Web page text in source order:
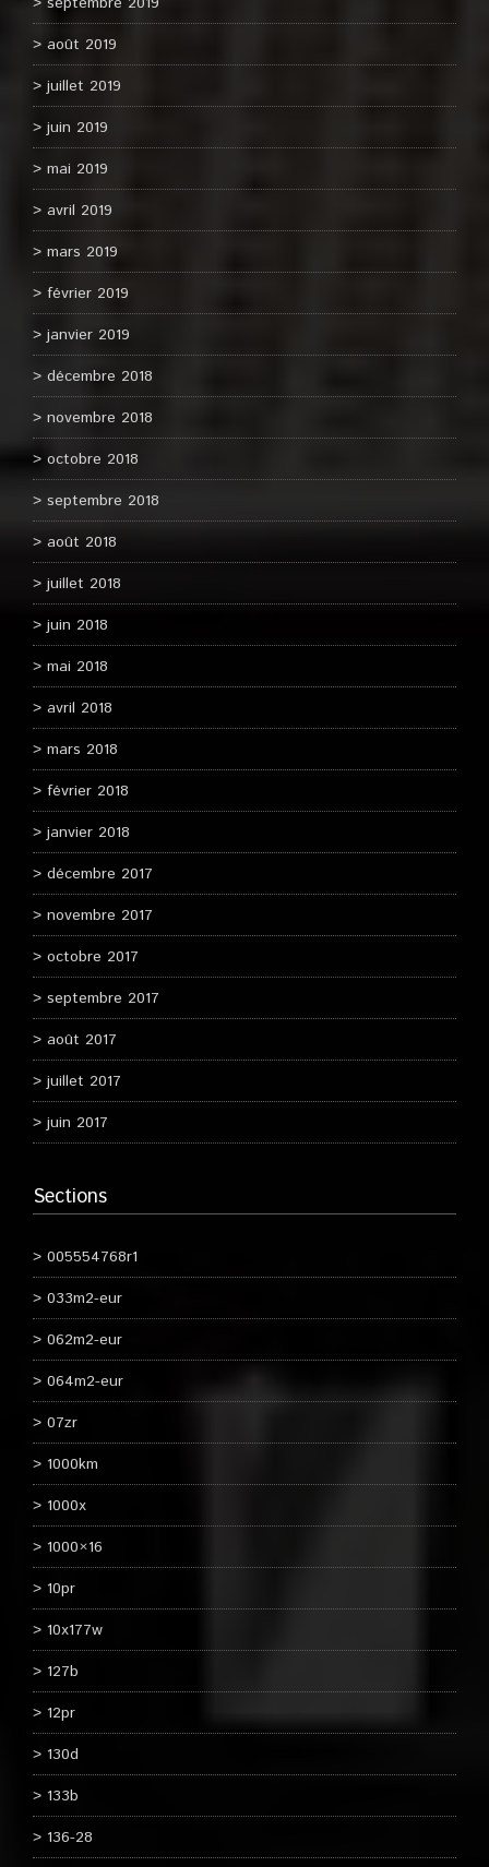
août 2019
juillet 2019
juin 2019
mai 2019
avril 2019
mars 2019
février 2019
janvier 2019
décembre 2018
novembre 2018
octobre 2018
septembre 2018
août 2018
juillet 2018
juin 2018
mai 2018
avril 2018
mars 2018
février 2018
janvier 2018
décembre 2017
novembre 2017
octobre 2017
septembre 2017
août 2017
juillet 2017
juin 2017
Sections
005554768r1
033m2-eur
062m2-eur
064m2-eur
07zr
1000km
1000x
1000×16
10pr
10x177w
127b
12pr
130d
133b
136-28